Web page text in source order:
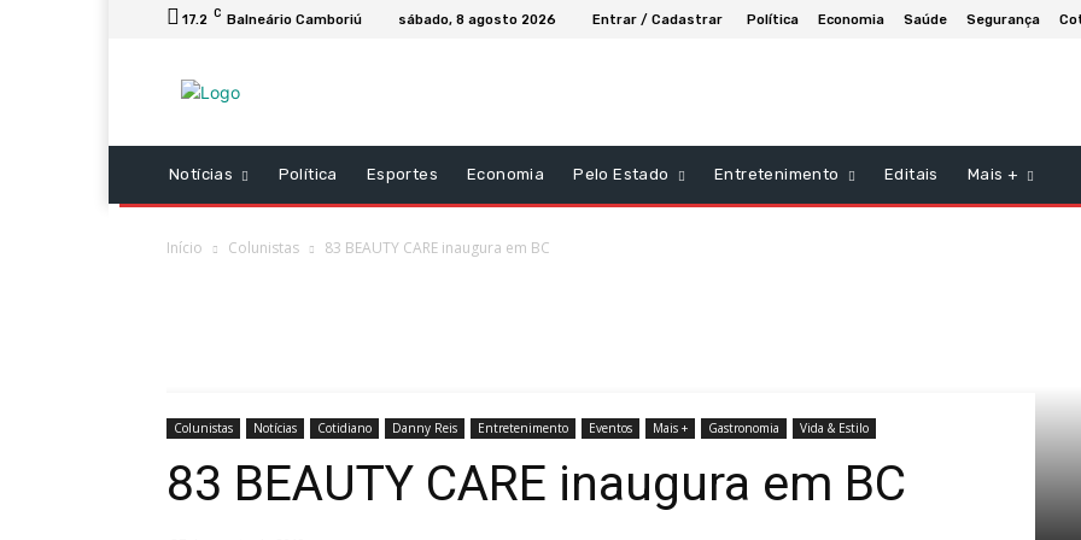
17.2 C Balneário Camboriú sábado, 8 agosto 2026 Entrar / Cadastrar Política Economia Saúde Segurança
Notícias Política Esportes Economia Pelo Estado Entretenimento Editais Mais +
Início Colunistas 83 BEAUTY CARE inaugura em BC
Colunistas Notícias Cotidiano Danny Reis Entretenimento Eventos Mais + Gastronomia Vida & Estilo
83 BEAUTY CARE inaugura em BC